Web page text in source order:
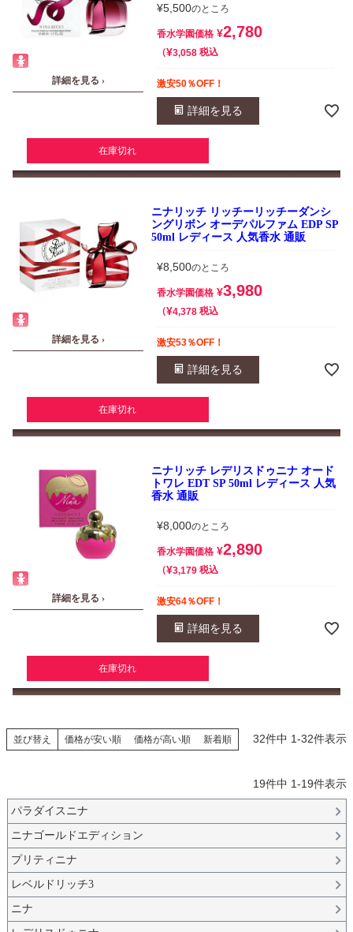
詳細を見る ›
¥5,500のところ
香水学園価格 ¥2,780
¥3,058 税込
激安50％OFF！
詳細を見る
在庫切れ
詳細を見る ›
ニナリッチ リッチーリッチーダンシ
ングリボン オーデパルファム EDP SP
50ml レディース 人気香水 通販
¥8,500のところ
香水学園価格 ¥3,980
¥4,378 税込
激安53％OFF！
詳細を見る
在庫切れ
詳細を見る ›
ニナリッチ レデリスドゥニナ オード
トワレ EDT SP 50ml レディース 人気
香水 通販
¥8,000のところ
香水学園価格 ¥2,890
¥3,179 税込
激安64％OFF！
詳細を見る
在庫切れ
並び替え 価格が安い順 価格が高い順 新着順 32件中 1-32件表示
19件中 1-19件表示
パラダイスニナ
ニナゴールドエディション
プリティニナ
レベルドリッチ3
ニナ